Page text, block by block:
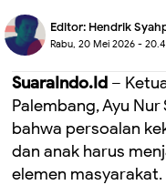
Editor: Hendrik
Rabu, 20 Mei 2026 -
SuaraIndo.Id –
Palembang, Ayu Nur
bahwa persoalan
dan anak harus
elemen